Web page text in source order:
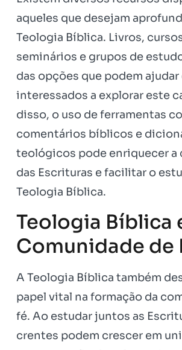
aqueles que desejam
Teologia Bíblica. Livros,
seminários e grupos de
das opções que podem ajudar
interessados a explorar este
disso, o uso de ferramentas
comentários bíblicos e
teológicos pode enriquecer a
das Escrituras e facilitar o
Teologia Bíblica.
Teologia Bíblica
Comunidade de
A Teologia Bíblica também
papel vital na formação da
fé. Ao estudar juntos as
crentes podem crescer em